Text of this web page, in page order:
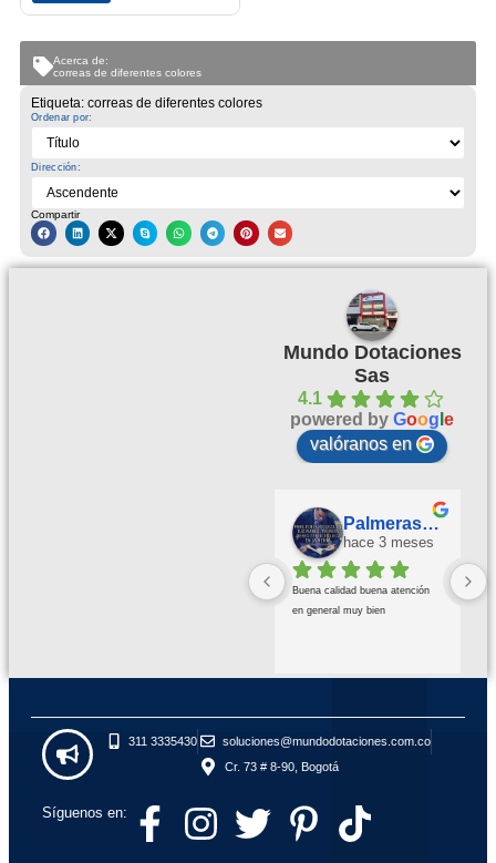
Etiqueta: correas de diferentes colores
Ordenar por:
Dirección:
Compartir
Acerca de:
correas de diferentes colores
Mundo Dotaciones
Sas
4.1
powered by Goog e
valóranos en
Palmeras Doradas
hace 3 meses
Buena calidad buena atención
en general muy bien
311 3335430
soluciones@mundodotaciones.com.co
Cr. 73 # 8-90, Bogotá
Síguenos en: